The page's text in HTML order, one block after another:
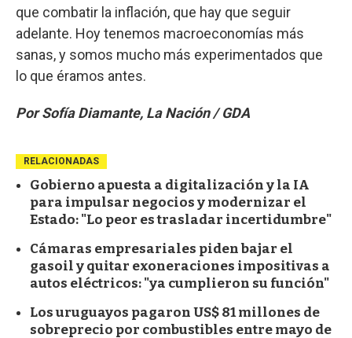
que combatir la inflación, que hay que seguir
adelante. Hoy tenemos macroeconomías más
sanas, y somos mucho más experimentados que
lo que éramos antes.
Por Sofía Diamante, La Nación / GDA
RELACIONADAS
Gobierno apuesta a digitalización y la IA
para impulsar negocios y modernizar el
Estado: "Lo peor es trasladar incertidumbre"
Cámaras empresariales piden bajar el
gasoil y quitar exoneraciones impositivas a
autos eléctricos: "ya cumplieron su función"
Los uruguayos pagaron US$ 81 millones de
sobreprecio por combustibles entre mayo de